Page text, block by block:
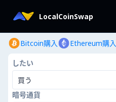
LocalCoinSwap
Bitcoin購入 Ethereum購入
したい
買う
暗号通貨